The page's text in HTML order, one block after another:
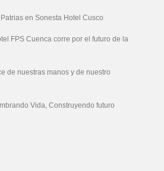
en Sonesta Hotel Cusco
FPS Cuenca corre por el futuro de la
de nuestras manos y de nuestro
Vida, Construyendo futuro